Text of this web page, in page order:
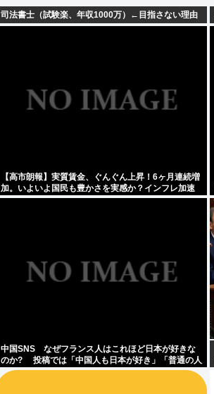
司法書士（試験楽、年収1000万）←目指さない理由
【高市朗報】実質賃金、ぐんぐん上昇！6ヶ月連続増
加。いよいよ国民も豊かさを実感か？インフレ加速
しなければ
中国SNS なぜフランス人はこれほど日本が好きな
のか? 投稿では「中国人も日本が好き」「普通の人
は…」[8/6]